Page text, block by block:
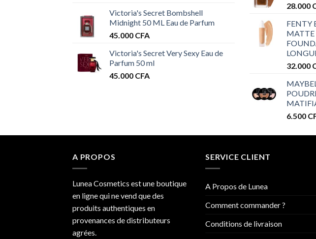
Victoria's Secret Bombshell
Midnight 50 ML Eau de Parfum
45.000 CFA
Victoria's Secret Very Sexy Eau de
Parfum 50 ml
45.000 CFA
28.000
FENTY
MATTE
32.000
6.500
A PROPOS
Lunea Cosmetics est une boutique
en ligne qui ne vend que des
produits authentiques en
provenances de distributeurs
agrées.
SERVICE CLIENT
A Propos de Lunea
Comment commander ?
Conditions de livraison